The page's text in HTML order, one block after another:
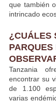
que también
intrincado
¿CUÁLES
Tanzania
encontrar su
de 1.100
varias